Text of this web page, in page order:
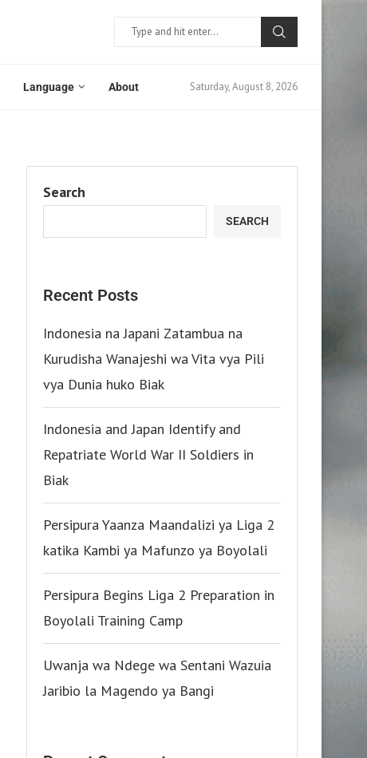
Language About Saturday, August 8, 2026
Search
SEARCH
Recent Posts
Indonesia na Japani Zatambua na
Kurudisha Wanajeshi wa Vita vya Pili
vya Dunia huko Biak
Indonesia and Japan Identify and
Repatriate World War II Soldiers in
Biak
Persipura Yaanza Maandalizi ya Liga 2
katika Kambi ya Mafunzo ya Boyolali
Persipura Begins Liga 2 Preparation in
Boyolali Training Camp
Uwanja wa Ndege wa Sentani Wazuia
Jaribio la Magendo ya Bangi